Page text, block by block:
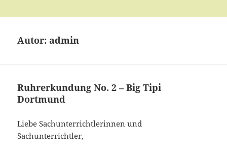
Autor: admin
Ruhrerkundung No. 2 – Big Tipi
Dortmund
Liebe Sachunterrichtlerinnen und
Sachunterrichtler,